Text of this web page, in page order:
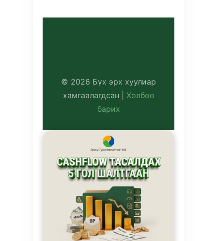
© 2026 Бүх эрх хуулиар
хамгаалагдсан | Холбоо
барих